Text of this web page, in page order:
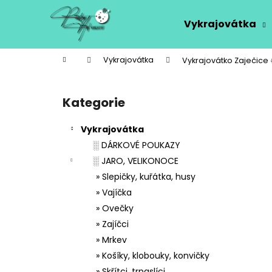
Vykrajovátka
Domů Vykrajovátka Vykrajovátko Zaječice
Přeskočit
kategorie
Kategorie
Vykrajovátka
░ DÁRKOVÉ POUKAZY
░ JARO, VELIKONOCE
» Slepičky, kuřátka, husy
» Vajíčka
» Ovečky
» Zajíčci
» Mrkev
» Košíky, klobouky, konvičky
í
Zpět
do
Zpět
do